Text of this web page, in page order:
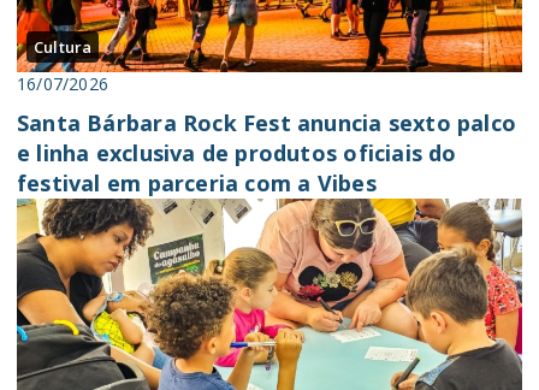
Cultura
16/07/2026
Santa Bárbara Rock Fest anuncia sexto palco
e linha exclusiva de produtos oficiais do
festival em parceria com a Vibes